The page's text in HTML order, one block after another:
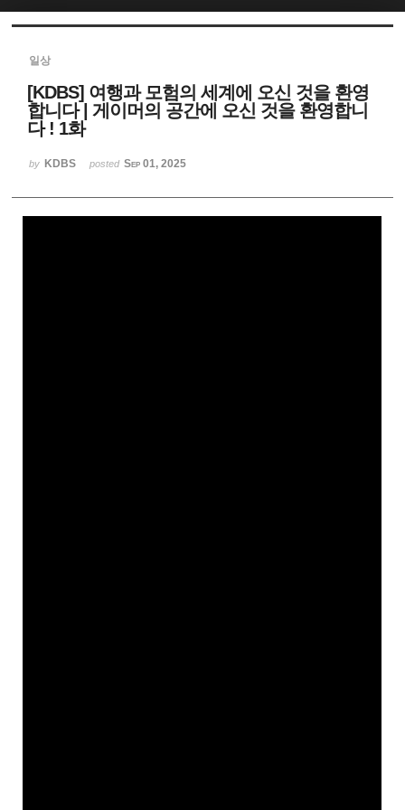
일상
[KDBS] 여행과 모험의 세계에 오신 것을 환영
합니다 | 게이머의 공간에 오신 것을 환영합니
다 ! 1화
by KDBS posted Sep 01, 2025
Sketchbook5, 스케치북5
Sketchbook5, 스케치북5